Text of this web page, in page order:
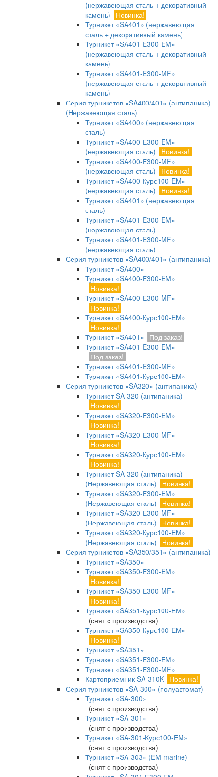
(нержавеющая сталь + декоративный
камень)
Новинка!
Турникет «SA401» (нержавеющая
сталь + декоративный камень)
Турникет «SA401-E300-EM»
(нержавеющая сталь + декоративный
камень)
Турникет «SA401-E300-MF»
(нержавеющая сталь + декоративный
камень)
Серия турникетов «SA400/401» (антипаника)
(Нержавеющая сталь)
Турникет «SA400» (нержавеющая
сталь)
Турникет «SA400-Е300-EM»
(нержавеющая сталь)
Новинка!
Турникет «SA400-Е300-MF»
(нержавеющая сталь)
Новинка!
Турникет «SA400-Курс100-EM»
(нержавеющая сталь)
Новинка!
Турникет «SA401» (нержавеющая
сталь)
Турникет «SA401-E300-EM»
(нержавеющая сталь)
Турникет «SA401-E300-MF»
(нержавеющая сталь)
Серия турникетов «SA400/401» (антипаника)
Турникет «SA400»
Турникет «SA400-Е300-EM»
Новинка!
Турникет «SA400-Е300-MF»
Новинка!
Турникет «SA400-Курс100-EM»
Новинка!
Турникет «SA401»
Под заказ!
Турникет «SA401-E300-EM»
Под заказ!
Турникет «SA401-E300-MF»
Турникет «SA401-Курс100-EM»
Серия турникетов «SA320» (антипаника)
Турникет SA-320 (антипаника)
Новинка!
Турникет «SA320-Е300-EM»
Новинка!
Турникет «SA320-Е300-MF»
Новинка!
Турникет «SA320-Курс100-EM»
Новинка!
Турникет SA-320 (антипаника)
(Нержавеющая сталь)
Новинка!
Турникет «SA320-Е300-EM»
(Нержавеющая сталь)
Новинка!
Турникет «SA320-Е300-MF»
(Нержавеющая сталь)
Новинка!
Турникет «SA320-Курс100-EM»
(Нержавеющая сталь)
Новинка!
Серия турникетов «SA350/351» (антипаника)
Турникет «SA350»
Турникет «SA350-Е300-EM»
Новинка!
Турникет «SA350-Е300-MF»
Новинка!
Турникет «SA351-Курс100-ЕМ»
(снят с производства)
Турникет «SA350-Курс100-EM»
Новинка!
Турникет «SA351»
Турникет «SA351-Е300-ЕМ»
Турникет «SA351-Е300-MF»
Картоприемник SA-310K Новинка!
Серия турникетов «SA-300» (полуавтомат)
Турникет «SA-300»
(снят с производства)
Турникет «SA-301»
(снят с производства)
Турникет «SA-301-Курс100-ЕМ»
(снят с производства)
Турникет «SA-303» (EM-marine)
(снят с производства)